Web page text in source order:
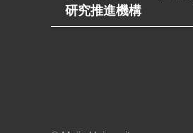
研究推進機構